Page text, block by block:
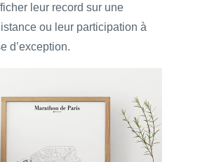
leur record sur une
ou leur participation à
d’exception.